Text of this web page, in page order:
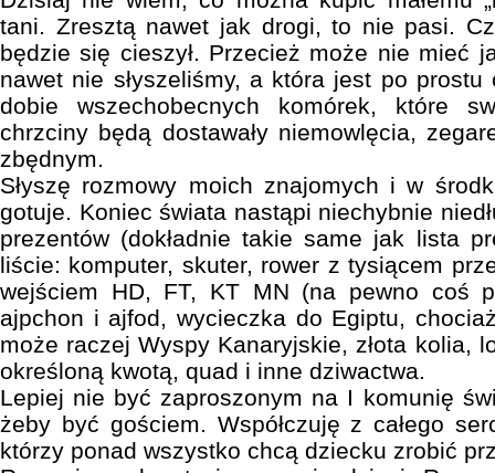
tani. Zresztą nawet jak drogi, to nie pasi.
będzie się cieszył. Przecież może nie mieć
nawet nie słyszeliśmy, a która jest po prostu
dobie wszechobecnych komórek, które
chrzciny będą dostawały niemowlęcia,
zbędnym.
Słyszę rozmowy moich znajomych i w
gotuje. Koniec świata nastąpi niechybnie
prezentów (dokładnie takie same jak lista
liście: komputer, skuter, rower z tysiącem
wejściem HD, FT, KT MN (na pewno coś
ajpchon i ajfod, wycieczka do Egiptu,
może raczej Wyspy Kanaryjskie, złota kolia,
określoną kwotą, quad i inne dziwactwa.
Lepiej nie być zaproszonym na I komunię
żeby być gościem. Współczuję z całego
którzy ponad wszystko chcą dziecku zrobić